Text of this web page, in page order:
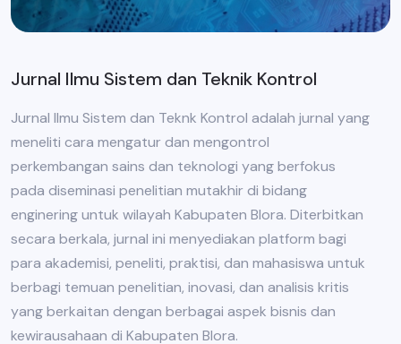
Jurnal Ilmu Sistem dan Teknik Kontrol
Jurnal Ilmu Sistem dan Teknk Kontrol adalah jurnal yang
meneliti cara mengatur dan mengontrol
perkembangan sains dan teknologi yang berfokus
pada diseminasi penelitian mutakhir di bidang
enginering untuk wilayah Kabupaten Blora. Diterbitkan
secara berkala, jurnal ini menyediakan platform bagi
para akademisi, peneliti, praktisi, dan mahasiswa untuk
berbagi temuan penelitian, inovasi, dan analisis kritis
yang berkaitan dengan berbagai aspek bisnis dan
kewirausahaan di Kabupaten Blora.